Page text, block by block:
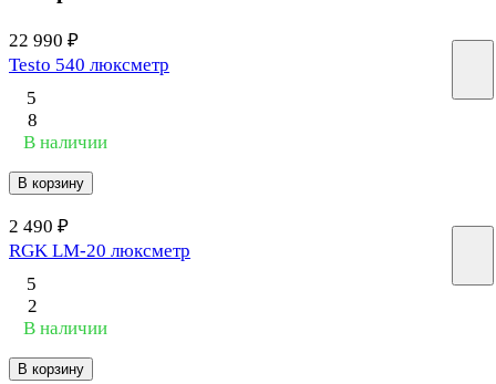
22 990 ₽
Testo 540 люксметр
5
8
В наличии
В корзину
2 490 ₽
RGK LM-20 люксметр
5
2
В наличии
В корзину